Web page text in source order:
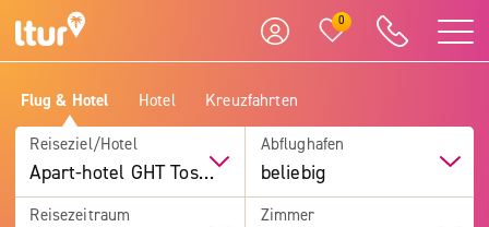
0
Flug & Hotel Hotel Kreuzfahrten
Reiseziel/Hotel
Apart-hotel GHT Tossa Park
Abflughafen
beliebig
Reisezeitraum Zimmer